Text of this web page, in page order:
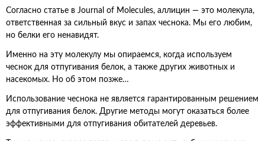
Согласно статье в Journal of Molecules, аллицин — это молекула,
ответственная за сильный вкус и запах чеснока. Мы его любим,
но белки его ненавидят.
Именно на эту молекулу мы опираемся, когда используем
чеснок для отпугивания белок, а также других животных и
насекомых. Но об этом позже…
Использование чеснока не является гарантированным решением
для отпугивания белок. Другие методы могут оказаться более
эффективными для отпугивания обитателей деревьев.